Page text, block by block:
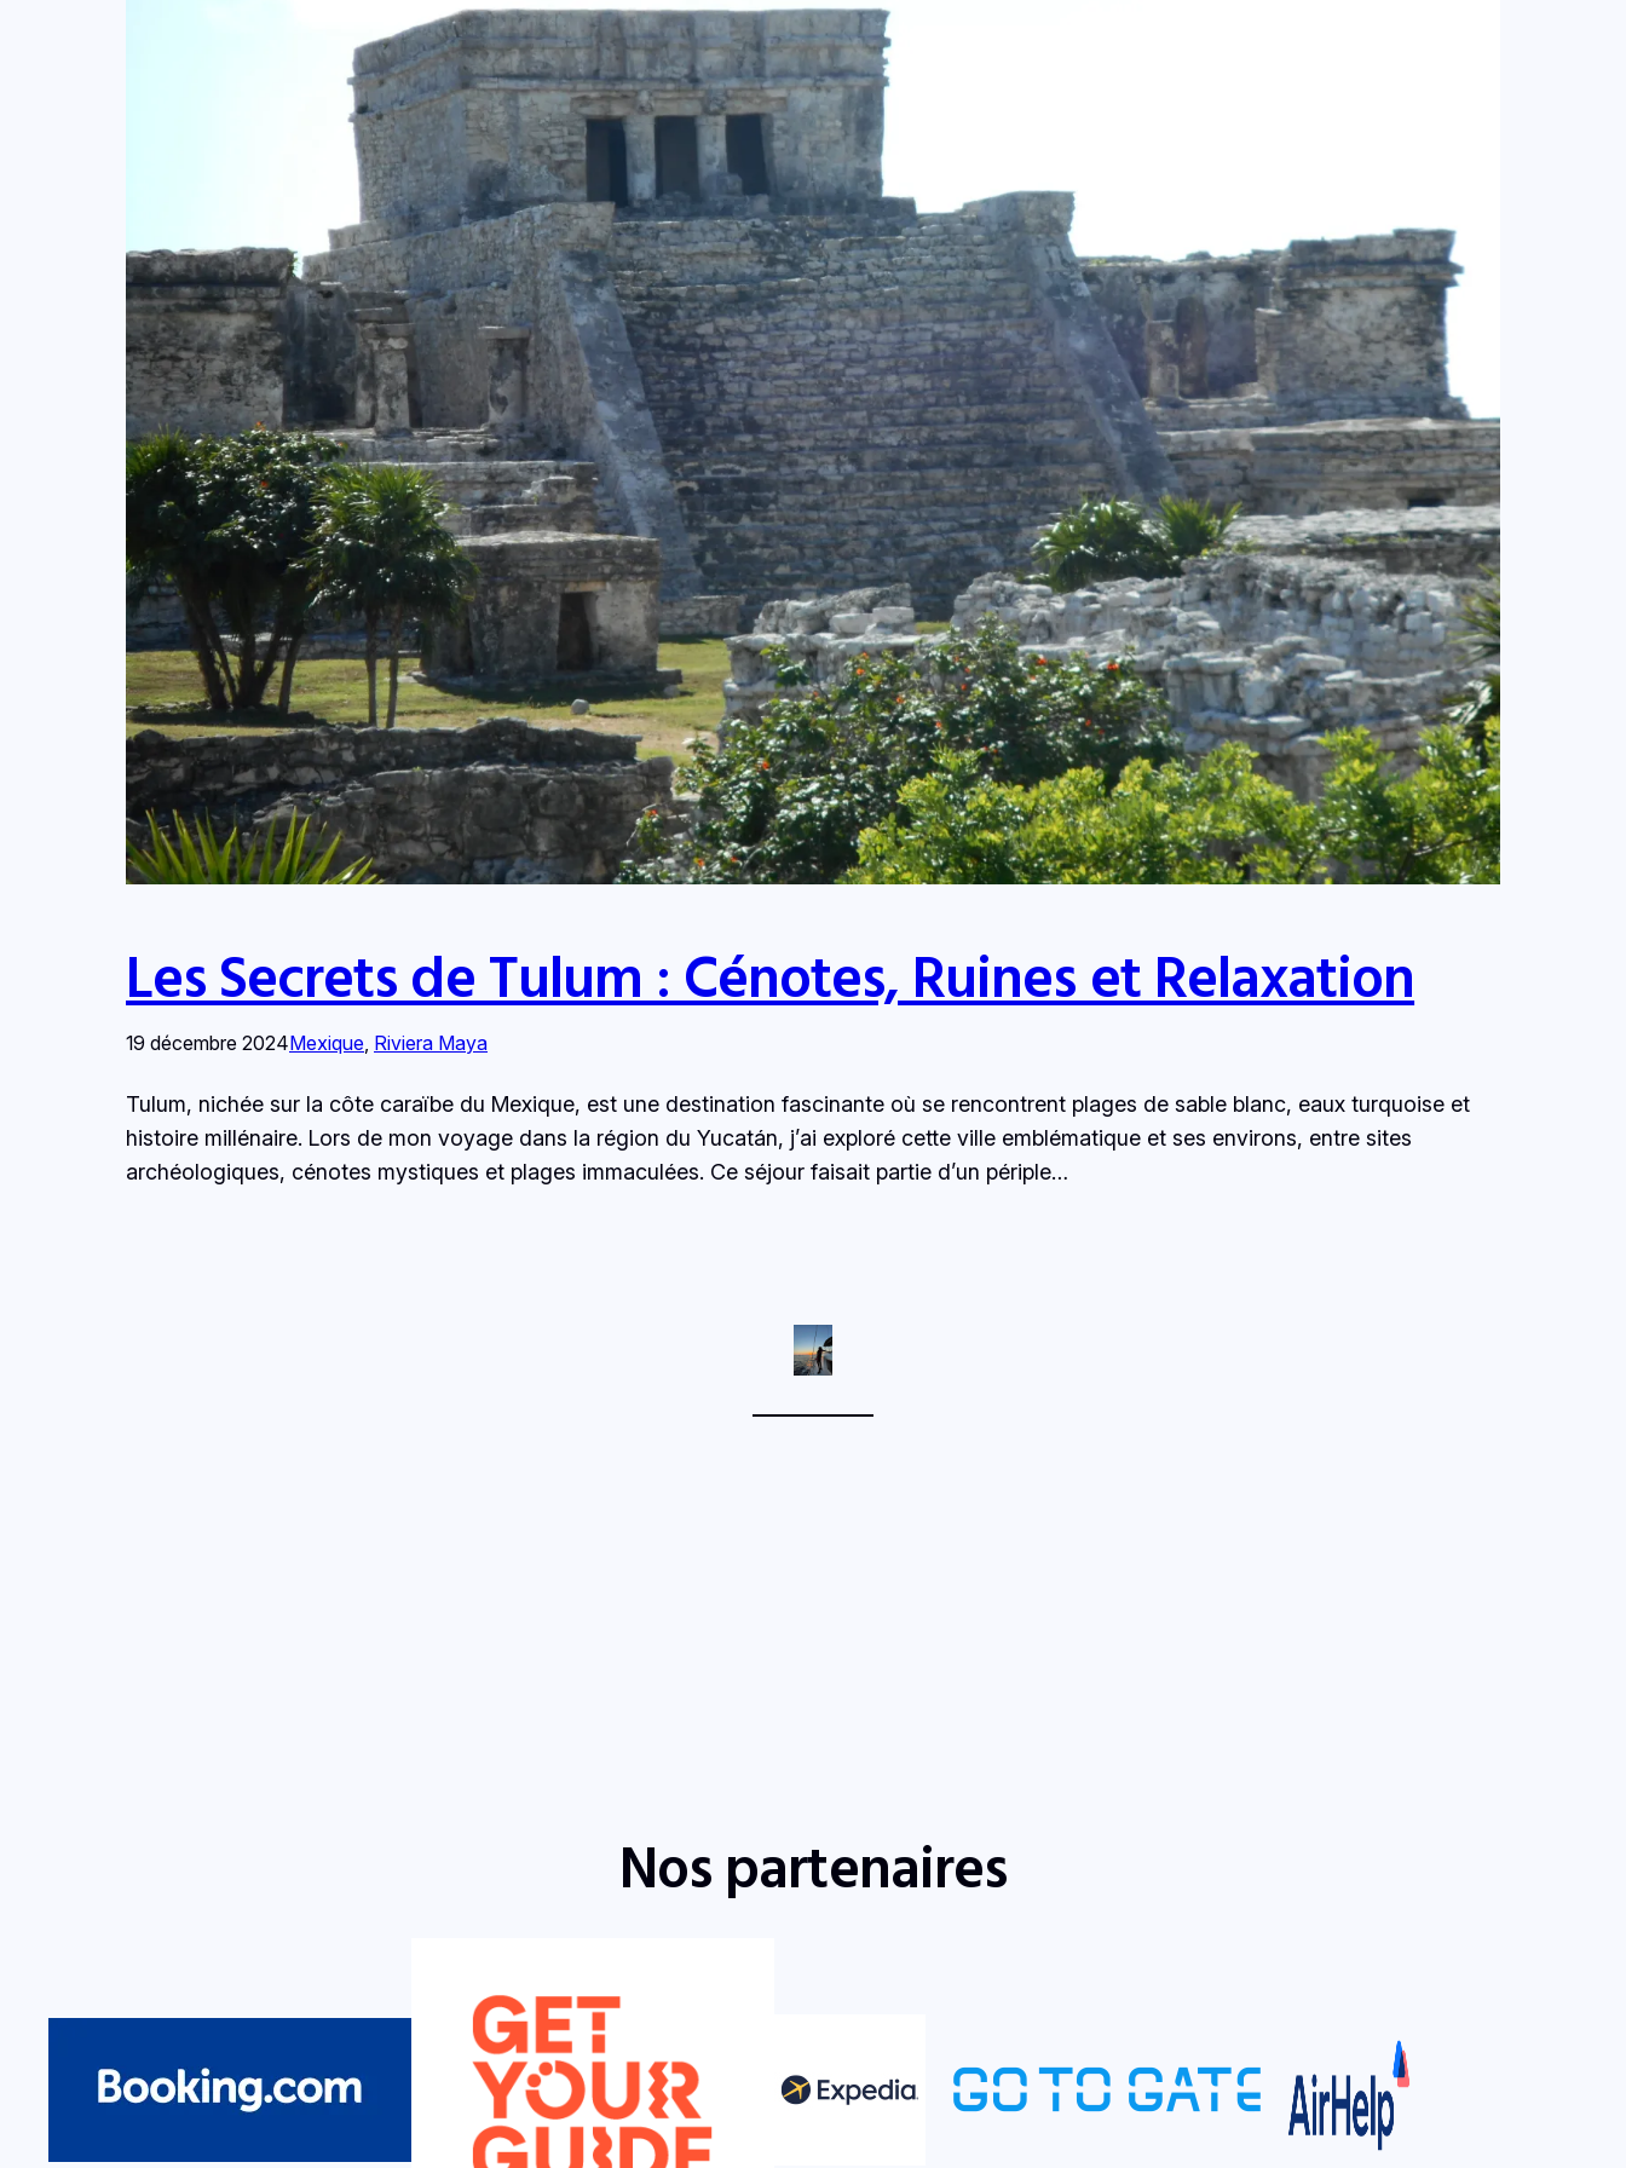
Les Secrets de Tulum : Cénotes, Ruines et Relaxation
19 décembre 2024Mexique, Riviera Maya
Tulum, nichée sur la côte caraïbe du Mexique, est une destination fascinante où se rencontrent plages de sable blanc, eaux turquoise et
histoire millénaire. Lors de mon voyage dans la région du Yucatán, j’ai exploré cette ville emblématique et ses environs, entre sites
archéologiques, cénotes mystiques et plages immaculées. Ce séjour faisait partie d’un périple…
Nos partenaires